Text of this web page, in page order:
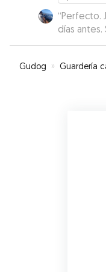
“Perfecto.
días antes.
acordado
duda
Gudog » Guardería